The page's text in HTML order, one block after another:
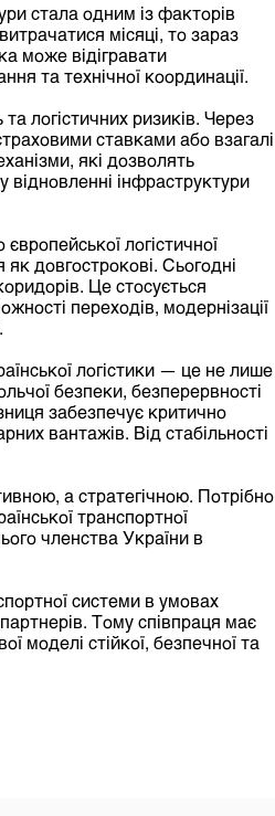
стала одним із факторів
місяці, то зараз
може відігравати
та технічної координації.
логістичних ризиків. Через
ставками або взагалі
які дозволять
відновленні інфраструктури
логістичної
довгострокові. Сьогодні
Це стосується
переходів, модернізації
логістики — це не лише
безпеки, безперервності
забезпечує критично
вантажів. Від стабільності
а стратегічною. Потрібно
транспортної
членства України в
системи в умовах
Тому співпраця має
моделі стійкої, безпечної та